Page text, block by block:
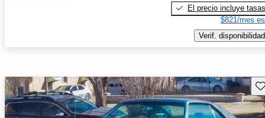
El precio incluye tasas
$821/mes
Verif. disponibilidad